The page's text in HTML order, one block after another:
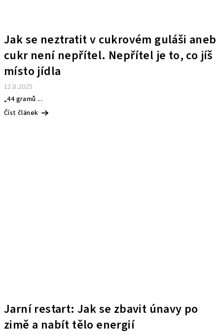
Jak se neztratit v cukrovém guláši aneb
cukr není nepřítel. Nepřítel je to, co jíš
místo jídla
12.8.2025
„44 gramů ...
Číst článek
Jarní restart: Jak se zbavit únavy po
zimě a nabít tělo energií